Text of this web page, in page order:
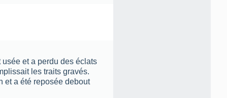
et a perdu des éclats
les traits gravés.
et a été reposée debout